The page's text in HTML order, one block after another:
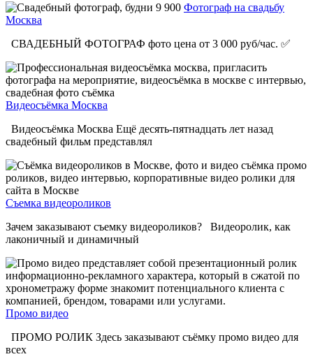
Фотограф на свадьбу
Москва
СВАДЕБНЫЙ ФОТОГРАФ фото цена от 3 000 руб/час. ✅
Видеосъёмка Москва
Видеосъёмка Москва Ещё десять-пятнадцать лет назад
свадебный фильм представлял
Съемка видеороликов
Зачем заказывают съемку видеороликов? Видеоролик, как
лаконичный и динамичный
Промо видео
ПРОМО РОЛИК Здесь заказывают съёмку промо видео для
всех